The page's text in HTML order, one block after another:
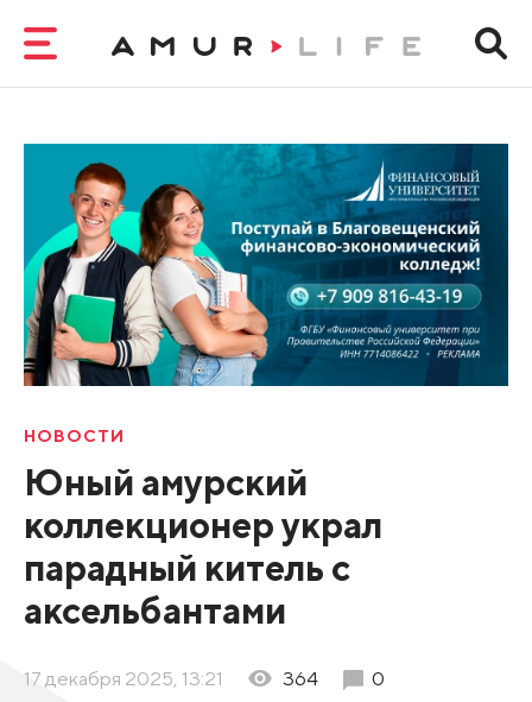
НОВОСТИ
Юный амурский
коллекционер украл
парадный китель с
аксельбантами
17 декабря 2025, 13:21 364 0